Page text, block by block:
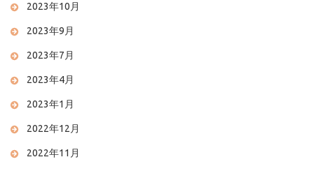
2023年10月
2023年9月
2023年7月
2023年4月
2023年1月
2022年12月
2022年11月